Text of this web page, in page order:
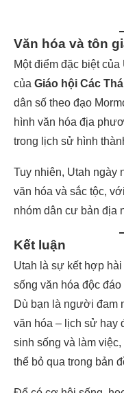
Văn hóa và tôn
Một điểm đặc biệt
của Giáo hội Các
dân số theo đạo
hình văn hóa địa
trong lịch sử hình
Tuy nhiên, Utah ngày
văn hóa và sắc tộc,
nhóm dân cư bản địa
Kết luận
Utah là sự kết hợp
sống văn hóa độc
Dù bạn là người đam
văn hóa – lịch sử hay
sinh sống và làm
thể bỏ qua trong bản